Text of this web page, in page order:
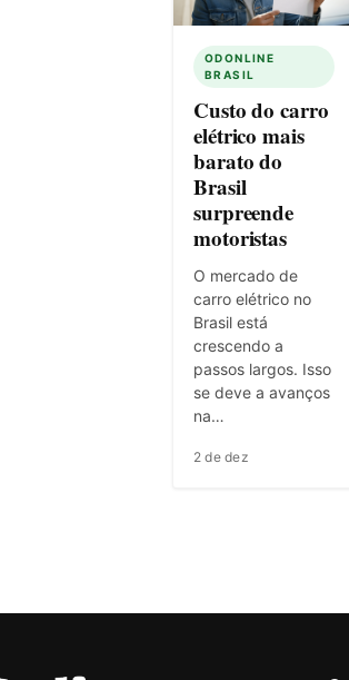
ODONLINE
BRASIL
Custo do carro
elétrico mais
barato do
Brasil
surpreende
motoristas
O mercado de
carro elétrico no
Brasil está
crescendo a
passos largos. Isso
se deve a avanços
na…
2 de dez